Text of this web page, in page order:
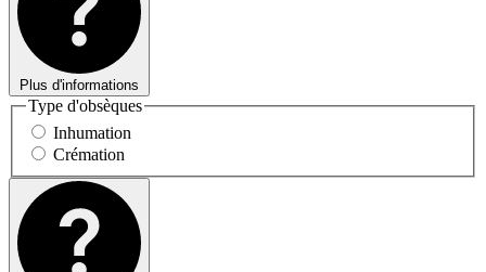
Plus d'informations
Type d'obsèques
Inhumation
Crémation